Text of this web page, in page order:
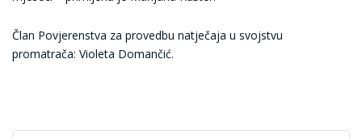
Član Povjerenstva za provedbu natječaja u svojstvu
promatrača: Violeta Domančić.